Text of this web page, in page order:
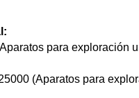
para exploración
(Aparatos para